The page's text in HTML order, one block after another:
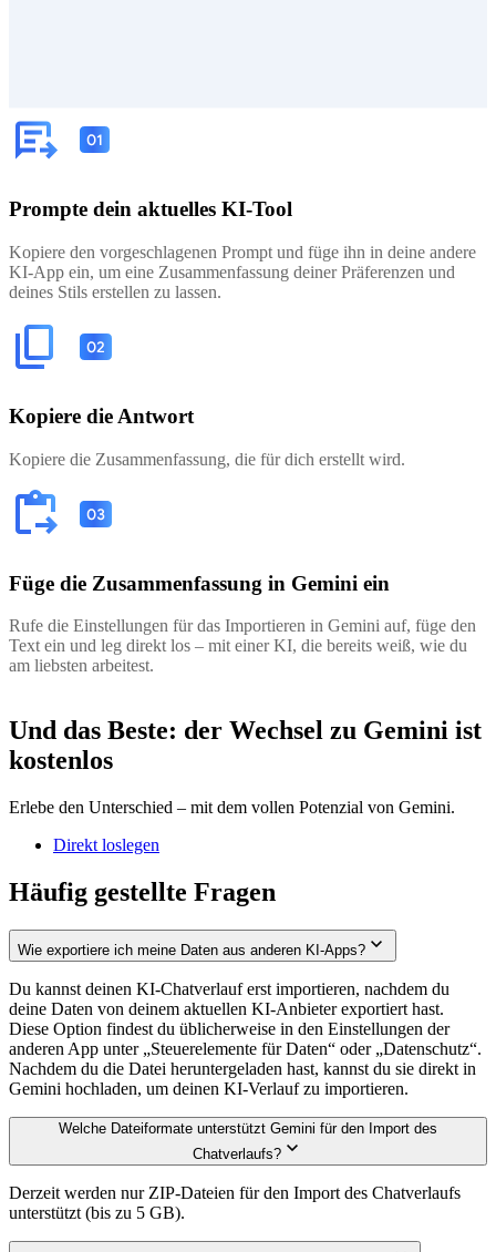
Prompte dein aktuelles KI-Tool
Kopiere den vorgeschlagenen Prompt und füge ihn in deine andere
KI-App ein, um eine Zusammenfassung deiner Präferenzen und
deines Stils erstellen zu lassen.
Kopiere die Antwort
Kopiere die Zusammenfassung, die für dich erstellt wird.
Füge die Zusammenfassung in Gemini ein
Rufe die Einstellungen für das Importieren in Gemini auf, füge den
Text ein und leg direkt los – mit einer KI, die bereits weiß, wie du
am liebsten arbeitest.
Und das Beste: der Wechsel zu Gemini ist
kostenlos
Erlebe den Unterschied – mit dem vollen Potenzial von Gemini.
Direkt loslegen
Häufig gestellte Fragen
Wie exportiere ich meine Daten aus anderen KI-Apps?
Du kannst deinen KI-Chatverlauf erst importieren, nachdem du
deine Daten von deinem aktuellen KI-Anbieter exportiert hast.
Diese Option findest du üblicherweise in den Einstellungen der
anderen App unter „Steuerelemente für Daten“ oder „Datenschutz“.
Nachdem du die Datei heruntergeladen hast, kannst du sie direkt in
Gemini hochladen, um deinen KI-Verlauf zu importieren.
Welche Dateiformate unterstützt Gemini für den Import des
Chatverlaufs?
Derzeit werden nur ZIP-Dateien für den Import des Chatverlaufs
unterstützt (bis zu 5 GB).